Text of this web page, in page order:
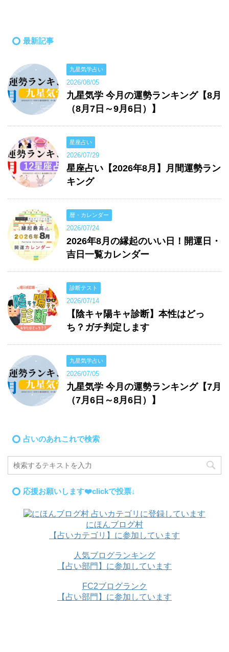
最新記事
九星気学占い
2026/08/05
九星気学 今月の運勢ランキング【8月
（8月7日～9月6日）】
星座占い
2026/07/29
星座占い【2026年8月】月間運勢ラン
キング
暦・カレンダー
2026/07/24
2026年8月の縁起のいい日！開運日・
吉日一覧カレンダー
診断テスト
2026/07/14
【陰キャ陽キャ診断】本性はどっ
ち？ガチ判定します
九星気学占い
2026/07/05
九星気学 今月の運勢ランキング【7月
（7月6日～8月6日）】
占いのあれこれで検索
応援お願いします❤️clickで投票↓
にほんブログ村
【占いカテゴリ】に参加しています
人気ブログランキング
【占い部門】に参加しています
FC2ブログランク
【占い部門】に参加しています